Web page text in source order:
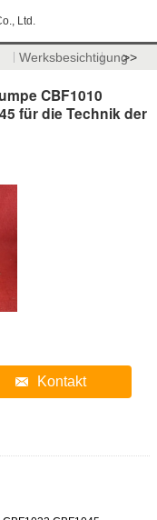
Ltd.
Werksbesichtigung>>
CBF1010
für die Technik der
Kontakt